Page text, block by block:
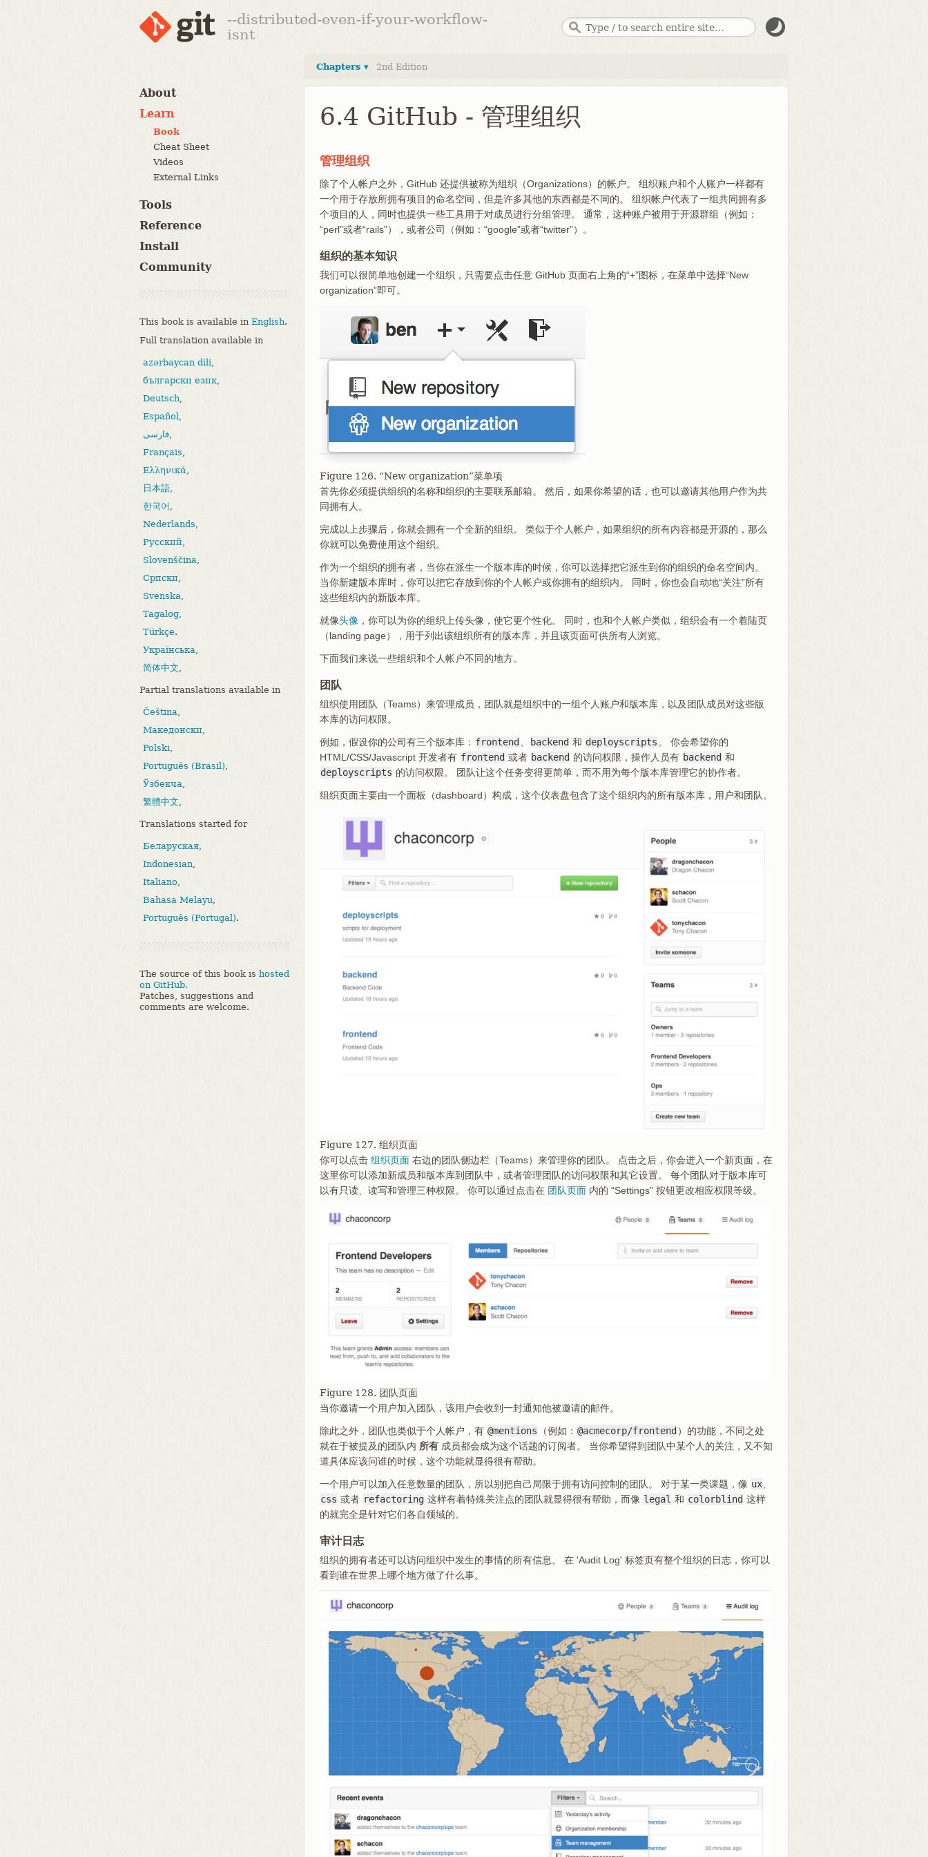
--distributed-even-if-your-workflow-
isnt
About
Learn
Book
Cheat Sheet
Videos
External Links
Tools
Reference
Install
Community
This book is available in English.
Full translation available in
azərbaycan dili,
български език,
Deutsch,
Español,
فارسی,
Français,
Ελληνικά,
日本語,
한국어 ,
Nederlands,
Русский,
Slovenščina,
Српски,
Svenska,
Tagalog,
Türkçe.
Українська,
简体中文,
Partial translations available in
Čeština,
Македонски,
Polski,
Português (Brasil),
Ўзбекча,
繁體中文,
Translations started for
Беларуская,
Indonesian,
Italiano,
Bahasa Melayu,
Português (Portugal).
The source of this book is hosted
on GitHub.
Patches, suggestions and
comments are welcome.
Chapters ▾ 2nd Edition
6.4 GitHub - 管理组织
管理组织
除了个人帐户之外，GitHub 还提供被称为组织（Organizations）的帐户。 组织账户和个人账户一样都有
一个用于存放所拥有项目的命名空间，但是许多其他的东西都是不同的。 组织帐户代表了一组共同拥有多
个项目的人，同时也提供一些工具用于对成员进行分组管理。 通常，这种账户被用于开源群组（例如：
“perl”或者“rails”），或者公司（例如：“google”或者“twitter”）。
组织的基本知识
我们可以很简单地创建一个组织，只需要点击任意 GitHub 页面右上角的“+”图标，在菜单中选择“New
organization”即可。
Figure 126. “New organization”菜单项
首先你必须提供组织的名称和组织的主要联系邮箱。 然后，如果你希望的话，也可以邀请其他用户作为共
同拥有人。
完成以上步骤后，你就会拥有一个全新的组织。 类似于个人帐户，如果组织的所有内容都是开源的，那么
你就可以免费使用这个组织。
作为一个组织的拥有者，当你在派生一个版本库的时候，你可以选择把它派生到你的组织的命名空间内。
当你新建版本库时，你可以把它存放到你的个人帐户或你拥有的组织内。 同时，你也会自动地“关注”所有
这些组织内的新版本库。
就像头像 ，你可以为你的组织上传头像，使它更个性化。 同时，也和个人帐户类似，组织会有一个着陆页
（landing page），用于列出该组织所有的版本库，并且该页面可供所有人浏览。
下面我们来说一些组织和个人帐户不同的地方。
团队
组织使用团队（Teams）来管理成员，团队就是组织中的一组个人账户和版本库，以及团队成员对这些版
本库的访问权限。
例如，假设你的公司有三个版本库： frontend backend 和 deployscripts 。 你会希望你的
HTML/CSS/Javascript 开发者有 frontend 或者 backend 的访问权限，操作人员有 backend 和
deployscripts 的访问权限。 团队让这个任务变得更简单，而不用为每个版本库管理它的协作者。
组织页面主要由一个面板（dashboard）构成，这个仪表盘包含了这个组织内的所有版本库，用户和团队。
Figure 127. 组织页面
你可以点击 组织页面 右边的团队侧边栏（Teams）来管理你的团队。 点击之后，你会进入一个新页面，在
这里你可以添加新成员和版本库到团队中，或者管理团队的访问权限和其它设置。 每个团队对于版本库可
以有只读、读写和管理三种权限。 你可以通过点击在 团队页面 内的 “Settings” 按钮更改相应权限等级。
Figure 128. 团队页面
当你邀请一个用户加入团队，该用户会收到一封通知他被邀请的邮件。
除此之外，团队也类似于个人帐户，有 @mentions （例如： @acmecorp/frontend ）的功能，不同之处
就在于被提及的团队内 所有 成员都会成为这个话题的订阅者。 当你希望得到团队中某个人的关注，又不知
道具体应该问谁的时候，这个功能就显得很有帮助。
一个用户可以加入任意数量的团队，所以别把自己局限于拥有访问控制的团队。 对于某一类课题，像 ux
css 或者 refactoring 这样有着特殊关注点的团队就显得很有帮助，而像 legal 和 colorblind 这样
的就完全是针对它们各自领域的。
审计日志
组织的拥有者还可以访问组织中发生的事情的所有信息。 在 'Audit Log' 标签页有整个组织的日志，你可以
看到谁在世界上哪个地方做了什么事。